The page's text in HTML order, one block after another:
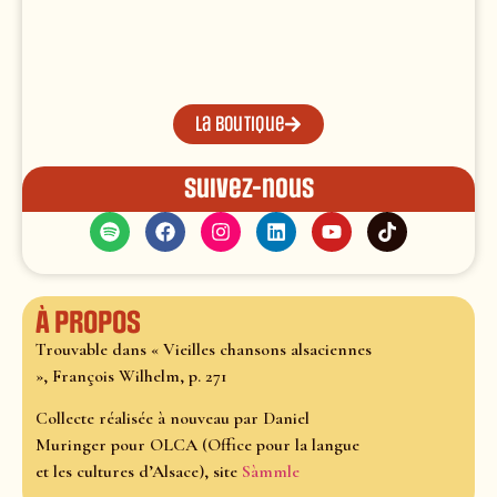
La boutique
Suivez-nous
À propos
Trouvable dans « Vieilles chansons alsaciennes
», François Wilhelm, p. 271
Collecte réalisée à nouveau par Daniel
Muringer pour OLCA (Office pour la langue
et les cultures d’Alsace), site Sàmmle